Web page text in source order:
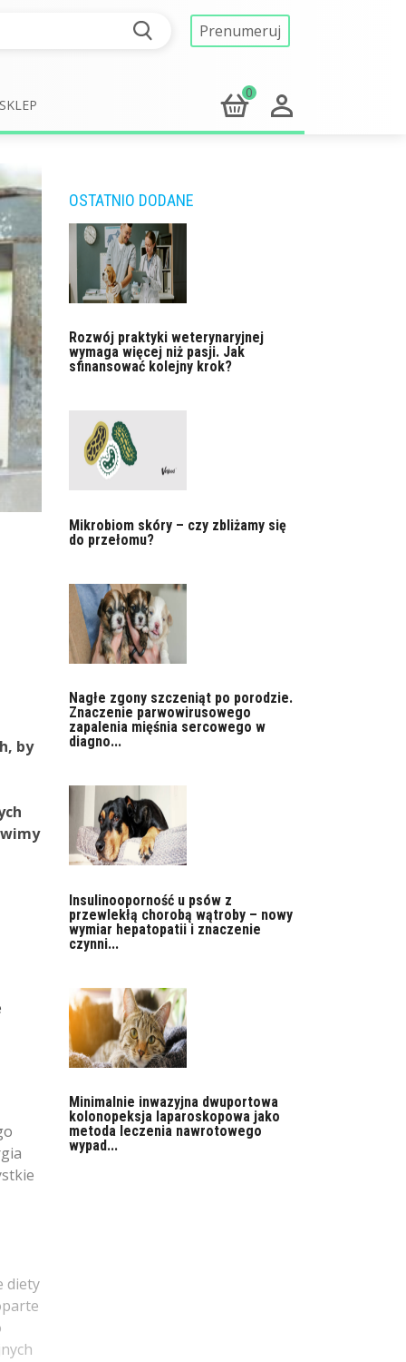
Prenumeruj
0
by
diety
OSTATNIO DODANE
Rozwój praktyki weterynaryjnej
wymaga więcej niż pasji. Jak
sfinansować kolejny krok?
Mikrobiom skóry – czy zbliżamy się
do przełomu?
Nagłe zgony szczeniąt po porodzie.
Znaczenie parwowirusowego
zapalenia mięśnia sercowego w
diagno...
Insulinooporność u psów z
przewlekłą chorobą wątroby – nowy
wymiar hepatopatii i znaczenie
czynni...
Minimalnie inwazyjna dwuportowa
kolonopeksja laparoskopowa jako
metoda leczenia nawrotowego
wypad...